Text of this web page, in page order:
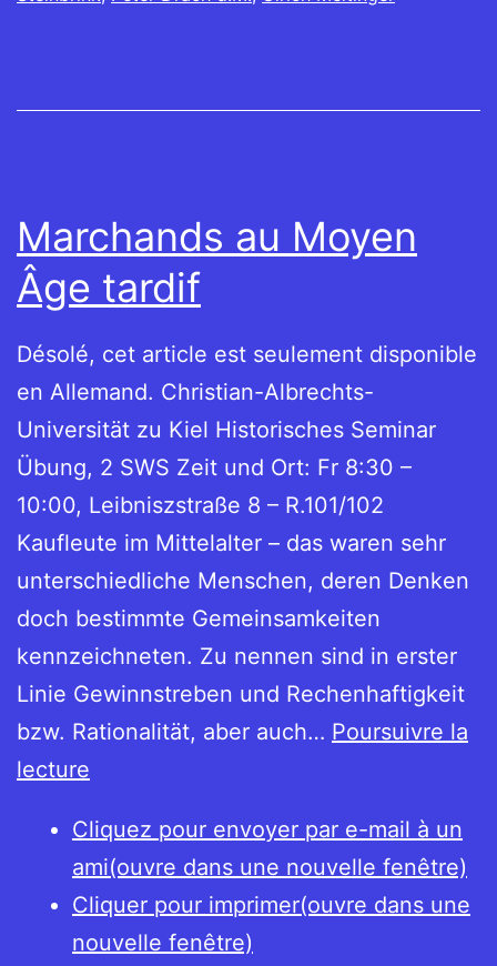
Marchands au Moyen
Âge tardif
Désolé, cet article est seulement disponible
en Allemand. Christian-Albrechts-
Universität zu Kiel Historisches Seminar
Übung, 2 SWS Zeit und Ort: Fr 8:30 –
10:00, Leibniszstraße 8 – R.101/102
Kaufleute im Mittelalter – das waren sehr
unterschiedliche Menschen, deren Denken
doch bestimmte Gemeinsamkeiten
kennzeichneten. Zu nennen sind in erster
Linie Gewinnstreben und Rechenhaftigkeit
bzw. Rationalität, aber auch… Poursuivre la
lecture
Moyen
Âge
tardif
Cliquez pour envoyer par e-mail à un
ami(ouvre dans une nouvelle fenêtre)
Cliquer pour imprimer(ouvre dans une
nouvelle fenêtre)